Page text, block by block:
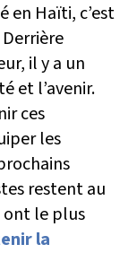
en Haïti, c’est
il y a un
et l’avenir.
ces
les
restent au
ont le plus
la